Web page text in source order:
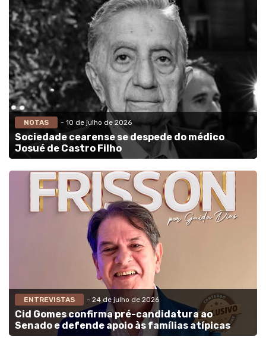
NOTAS - 10 de julho de 2026
Sociedade cearense se despede do médico
Josué de Castro Filho
ENTREVISTAS - 24 de julho de 2026
Cid Gomes confirma pré-candidatura ao
Senado e defende apoio às famílias atípicas